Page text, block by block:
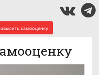
самооценку